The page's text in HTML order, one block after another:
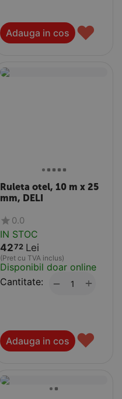
Adauga in cos ♥
Ruleta otel, 10 m x 25
mm, DELI
0.0
IN STOC
4272 Lei
(Pret cu TVA inclus)
Disponibil doar online
Cantitate:
+
−
Adauga in cos ♥